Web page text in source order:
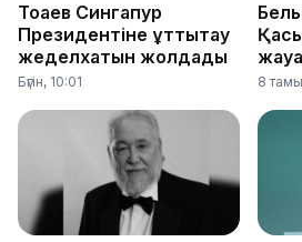
Тоқаев Сингапур
Президентіне құттықтау
жеделхатын жолдады
Бүгін, 10:01 8